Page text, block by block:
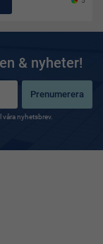
& nyheter!
Prenumerera
nyhetsbrev.